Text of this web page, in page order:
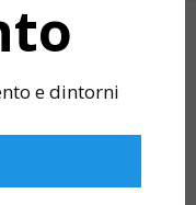
e dintorni